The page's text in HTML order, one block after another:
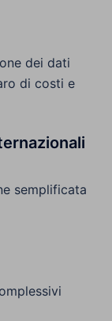
dei dati
di costi e
semplificata